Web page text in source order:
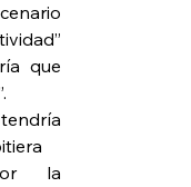
que
la